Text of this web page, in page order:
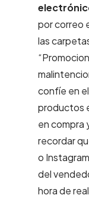
por correo
las
confíe en
productos
en compra
recordar
o
del
hora de